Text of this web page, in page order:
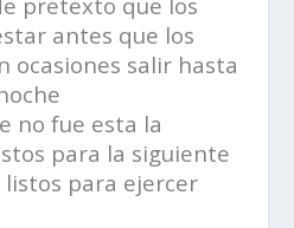
antes que los
ocasiones salir hasta
no fue esta la
para la siguiente
listos para ejercer